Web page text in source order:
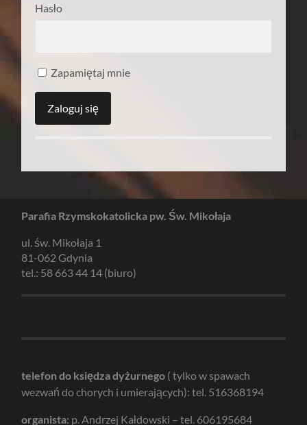
Hasło
Zapamiętaj mnie
Parafia Rzymskokatolicka pw. Św. Mikołaja
ul. św. Mikołaja 1
81-062 Gdynia
tel.: 58 663 44 14 (biuro)
telefon do księdza dyżurnego ( tylko w spawach
wezwań do chorych i umierających): tel. 516368194
organista: p. Andrzej Kałdowski – tel. 606195684